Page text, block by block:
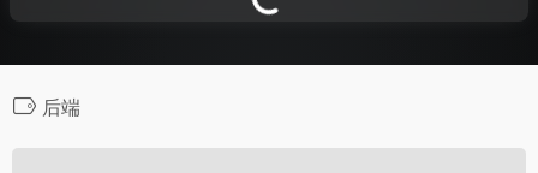
后端